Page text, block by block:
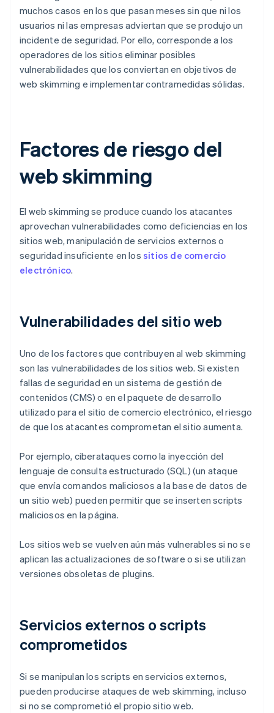
muchos casos en los que pasan meses sin que ni los
usuarios ni las empresas adviertan que se produjo un
incidente de seguridad. Por ello, corresponde a los
operadores de los sitios eliminar posibles
vulnerabilidades que los conviertan en objetivos de
web skimming e implementar contramedidas sólidas.
Factores de riesgo del
web skimming
El web skimming se produce cuando los atacantes
aprovechan vulnerabilidades como deficiencias en los
sitios web, manipulación de servicios externos o
seguridad insuficiente en los sitios de comercio
electrónico.
Vulnerabilidades del sitio web
Uno de los factores que contribuyen al web skimming
son las vulnerabilidades de los sitios web. Si existen
fallas de seguridad en un sistema de gestión de
contenidos (CMS) o en el paquete de desarrollo
utilizado para el sitio de comercio electrónico, el riesgo
de que los atacantes comprometan el sitio aumenta.
Por ejemplo, ciberataques como la inyección del
lenguaje de consulta estructurado (SQL) (un ataque
que envía comandos maliciosos a la base de datos de
un sitio web) pueden permitir que se inserten scripts
maliciosos en la página.
Los sitios web se vuelven aún más vulnerables si no se
aplican las actualizaciones de software o si se utilizan
versiones obsoletas de plugins.
Servicios externos o scripts
comprometidos
Si se manipulan los scripts en servicios externos,
pueden producirse ataques de web skimming, incluso
si no se comprometió el propio sitio web.